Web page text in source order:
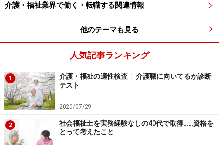
介護・福祉業界で働く・転職する関連情報
他のテーマも見る
人気記事ランキング
1
介護・福祉の適性検査！ 介護職に向いてるか診断
テスト
2020/07/29
2
社会福祉士を実務経験なしの40代で取得……資格を
とって考えたこと